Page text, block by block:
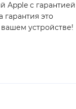
Apple с гарантией
гарантия это
вашем устройстве!